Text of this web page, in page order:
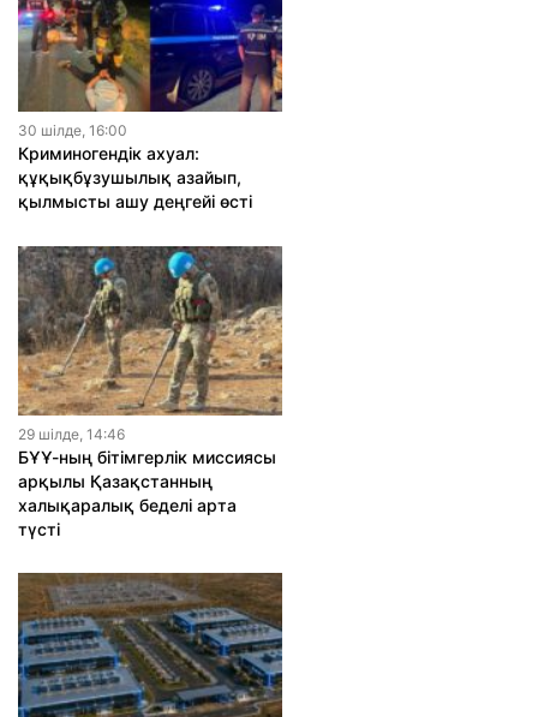
30 шiлде, 16:00
Криминогендік ахуал:
құқықбұзушылық азайып,
қылмысты ашу деңгейі өсті
29 шiлде, 14:46
БҰҰ-ның бітімгерлік миссиясы
арқылы Қазақстанның
халықаралық беделі арта
түсті